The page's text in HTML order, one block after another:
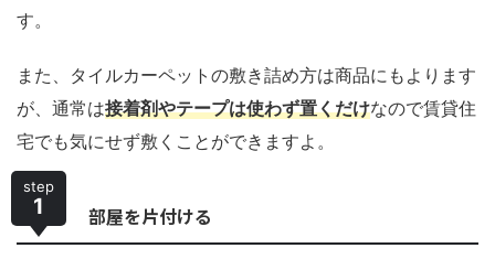
す。
また、タイルカーペットの敷き詰め方は商品にもよります
が、通常は接着剤やテープは使わず置くだけなので賃貸住
宅でも気にせず敷くことができますよ。
step
1 部屋を片付ける